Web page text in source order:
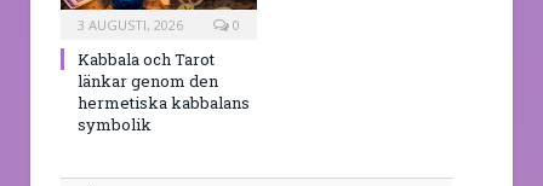
3 AUGUSTI, 2026 0
Kabbala och Tarot
länkar genom den
hermetiska kabbalans
symbolik